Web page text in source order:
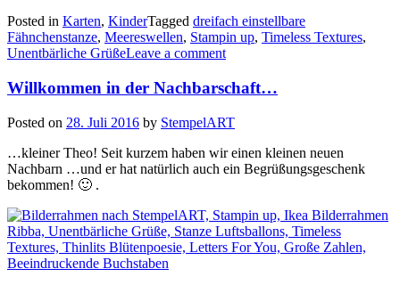
Teddybär…“
Posted in Karten, KinderTagged dreifach einstellbare
Fähnchenstanze, Meereswellen, Stampin up, Timeless Textures,
Unentbärliche GrüßeLeave a comment
Willkommen in der Nachbarschaft…
Posted on 28. Juli 2016 by StempelART
…kleiner Theo! Seit kurzem haben wir einen kleinen neuen
Nachbarn …und er hat natürlich auch ein Begrüßungsgeschenk
bekommen! 🙂 .